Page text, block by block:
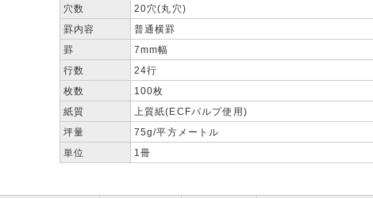
穴数
20穴(丸穴)
罫内容
普通横罫
罫
7mm幅
行数
24行
枚数
100枚
紙質
上質紙(ECFパルプ使用)
坪量
75g/平方メートル
単位
1冊